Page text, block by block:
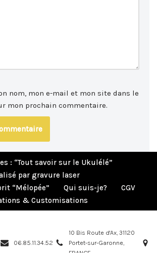
nom, mon e-mail et mon site dans le
mon prochain commentaire.
: “Tout savoir sur le Ukulélé”
par gravure laser
“Mélopée”
Qui suis-je?
CGV
& Customisations
06.85.11.34.52
10 Bis Route d'Ax, 31120
Portet-sur-Garonne,